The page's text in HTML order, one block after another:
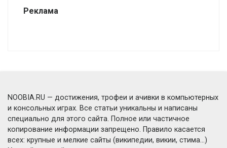
Реклама
NOOBIA.RU — достижения, трофеи и ачивки в компьютерных
и консольных играх. Все статьи уникальны и написаны
специально для этого сайта. Полное или частичное
копирование информации запрещено. Правило касается
всех: крупные и мелкие сайты (википедии, викии, стима...)